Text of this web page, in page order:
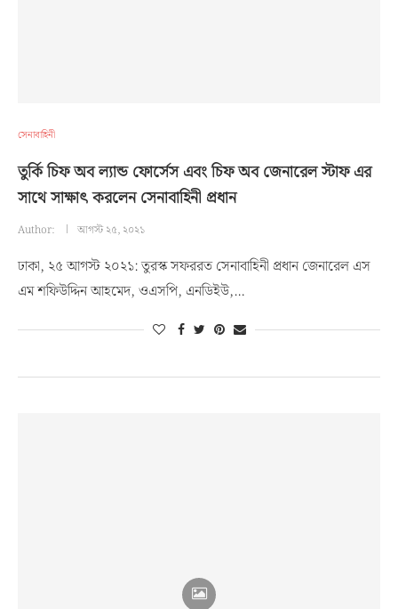
সেনাবাহিনী
তুর্কি চিফ অব ল্যান্ড ফোর্সেস এবং চিফ অব জেনারেল স্টাফ এর
সাথে সাক্ষাৎ করলেন সেনাবাহিনী প্রধান
Author: আগস্ট ২৫, ২০২১
ঢাকা, ২৫ আগস্ট ২০২১: তুরস্ক সফররত সেনাবাহিনী প্রধান জেনারেল এস
এম শফিউদ্দিন আহমেদ, ওএসপি, এনডিইউ,…